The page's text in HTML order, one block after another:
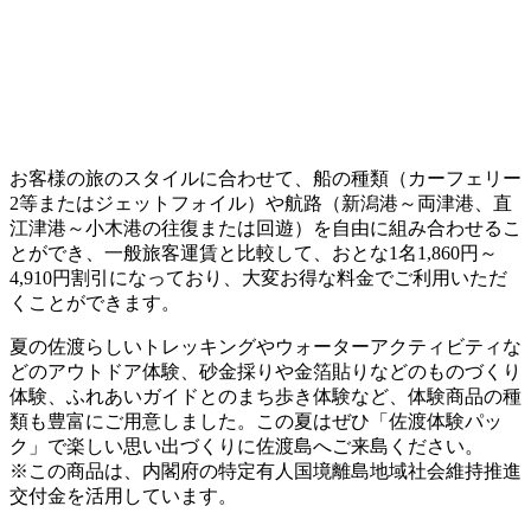
お客様の旅のスタイルに合わせて、船の種類（カーフェリー
2等またはジェットフォイル）や航路（新潟港～両津港、直
江津港～小木港の往復または回遊）を自由に組み合わせるこ
とができ、一般旅客運賃と比較して、おとな1名1,860円～
4,910円割引になっており、大変お得な料金でご利用いただ
くことができます。
夏の佐渡らしいトレッキングやウォーターアクティビティな
どのアウトドア体験、砂金採りや金箔貼りなどのものづくり
体験、ふれあいガイドとのまち歩き体験など、体験商品の種
類も豊富にご用意しました。この夏はぜひ「佐渡体験パッ
ク」で楽しい思い出づくりに佐渡島へご来島ください。
※この商品は、内閣府の特定有人国境離島地域社会維持推進
交付金を活用しています。